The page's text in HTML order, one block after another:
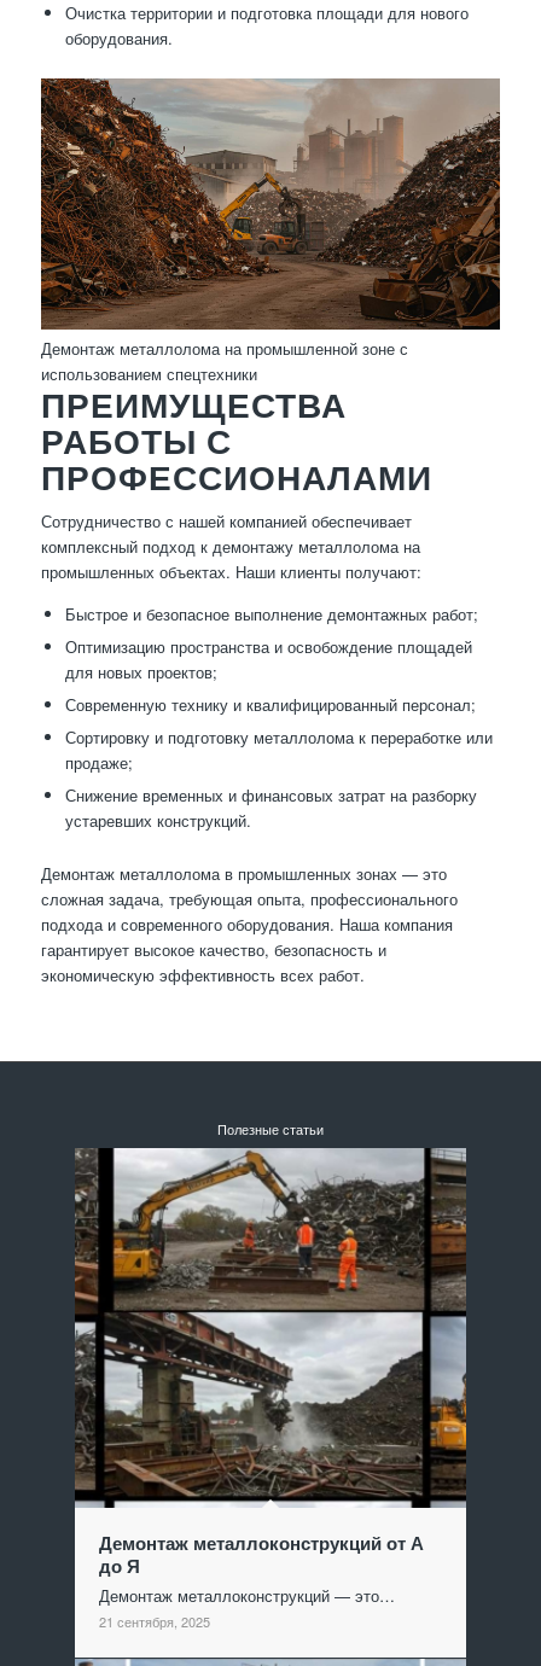
Очистка территории и подготовка площади для нового
оборудования.
Демонтаж металлолома на промышленной зоне с
использованием спецтехники
ПРЕИМУЩЕСТВА
РАБОТЫ С
ПРОФЕССИОНАЛАМИ
Сотрудничество с нашей компанией обеспечивает
комплексный подход к демонтажу металлолома на
промышленных объектах. Наши клиенты получают:
Быстрое и безопасное выполнение демонтажных работ;
Оптимизацию пространства и освобождение площадей
для новых проектов;
Современную технику и квалифицированный персонал;
Сортировку и подготовку металлолома к переработке или
продаже;
Снижение временных и финансовых затрат на разборку
устаревших конструкций.
Демонтаж металлолома в промышленных зонах — это
сложная задача, требующая опыта, профессионального
подхода и современного оборудования. Наша компания
гарантирует высокое качество, безопасность и
экономическую эффективность всех работ.
Полезные статьи
Демонтаж металлоконструкций от А
до Я
Демонтаж металлоконструкций — это…
21 сентября, 2025